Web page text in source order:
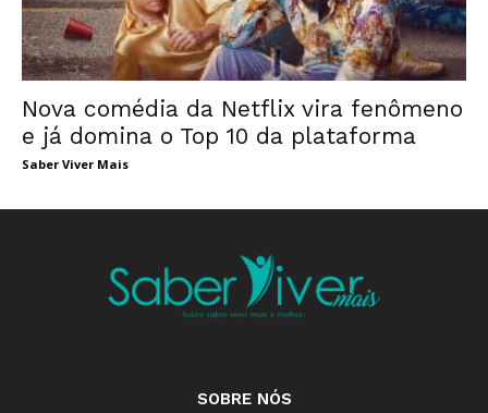
Nova comédia da Netflix vira fenômeno
e já domina o Top 10 da plataforma
Saber Viver Mais
SOBRE NÓS